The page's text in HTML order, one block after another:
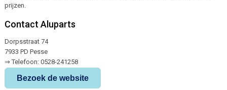
prijzen.
Contact Aluparts
Dorpsstraat 74
7933 PD Pesse
⇒ Telefoon: 0528-241258
Bezoek de website